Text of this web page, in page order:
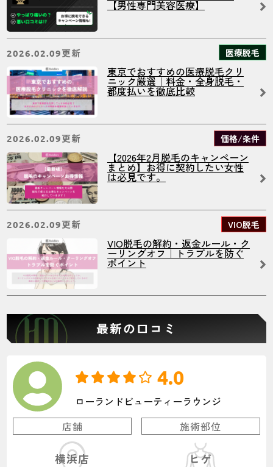
【男性専門美容医療】
2026.02.09更新 医療脱毛
東京でおすすめの医療脱毛クリ
ニック厳選｜料金・全身脱毛・
都度払いを徹底比較
2026.02.09更新 価格/条件
【2026年2月脱毛のキャンペーン
まとめ】お得に契約したい女性
は必見です。
2026.02.09更新 VIO脱毛
VIO脱毛の解約・返金ルール・ク
ーリングオフ｜トラブルを防ぐ
ポイント
最新の口コミ
4.0
ローランドビューティーラウンジ
店舗
横浜店
施術部位
ヒゲ